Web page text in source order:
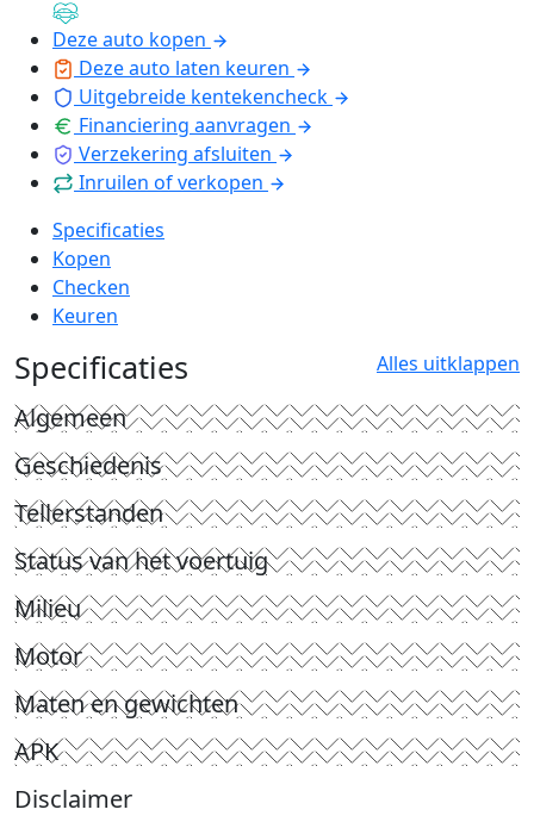
Deze auto kopen
Deze auto laten keuren
Uitgebreide kentekencheck
Financiering aanvragen
Verzekering afsluiten
Inruilen of verkopen
Specificaties
Kopen
Checken
Keuren
Specificaties Alles uitklappen
Algemeen
Geschiedenis
Tellerstanden
Status van het voertuig
Milieu
Motor
Maten en gewichten
APK
Disclaimer